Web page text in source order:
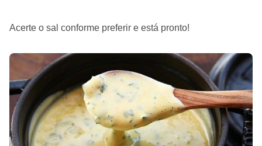
Acerte o sal conforme preferir e está pronto!